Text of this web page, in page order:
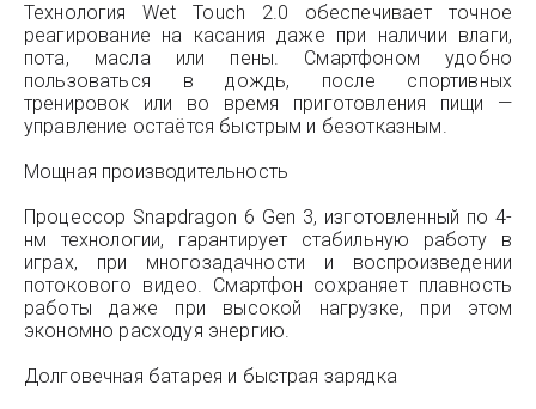
Технология Wet Touch 2.0 обеспечивает точное
реагирование на касания даже при наличии влаги,
пота, масла или пены. Смартфоном удобно
пользоваться в дождь, после спортивных
тренировок или во время приготовления пищи —
управление остаётся быстрым и безотказным.
Мощная производительность
Процессор Snapdragon 6 Gen 3, изготовленный по 4-
нм технологии, гарантирует стабильную работу в
играх, при многозадачности и воспроизведении
потокового видео. Смартфон сохраняет плавность
работы даже при высокой нагрузке, при этом
экономно расходуя энергию.
Долговечная батарея и быстрая зарядка